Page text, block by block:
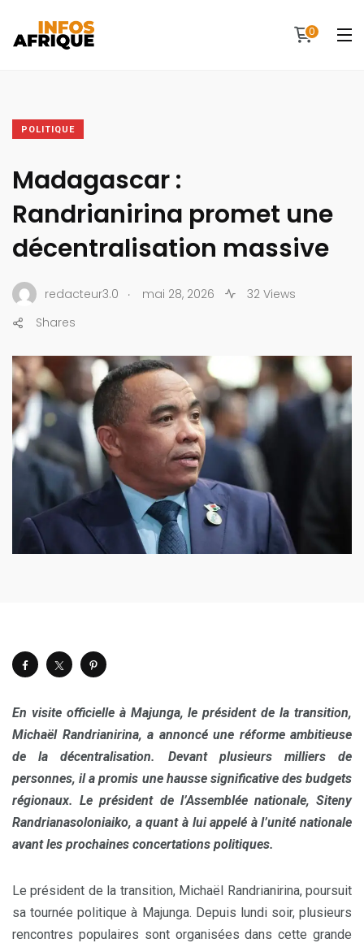
0
POLITIQUE
Madagascar :
Randrianirina promet une
décentralisation massive
redacteur3.0 . mai 28, 2026
32 Views
Shares
En visite officielle à Majunga, le président de la transition,
Michaël Randrianirina, a annoncé une réforme ambitieuse
de la décentralisation. Devant plusieurs milliers de
personnes, il a promis une hausse significative des budgets
régionaux. Le président de l’Assemblée nationale, Siteny
Randrianasoloniaiko, a quant à lui appelé à l’unité nationale
avant les prochaines concertations politiques.
Le président de la transition, Michaël Randrianirina, poursuit
sa tournée politique à Majunga. Depuis lundi soir, plusieurs
rencontres populaires sont organisées dans cette grande